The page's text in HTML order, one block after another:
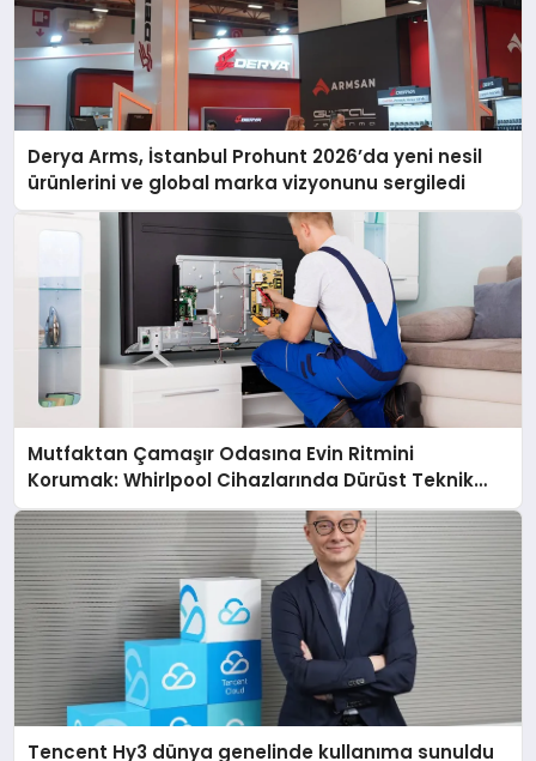
Derya Arms, İstanbul Prohunt 2026’da yeni nesil
ürünlerini ve global marka vizyonunu sergiledi
Mutfaktan Çamaşır Odasına Evin Ritmini
Korumak: Whirlpool Cihazlarında Dürüst Teknik
Destek Deneyimi
Tencent Hy3 dünya genelinde kullanıma sunuldu